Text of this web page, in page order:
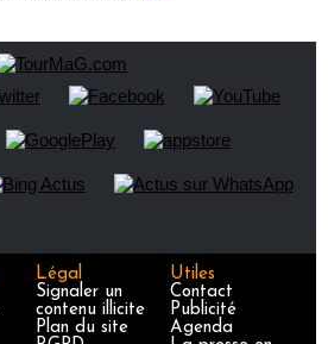
Légal
Signaler un
contenu illicite
Plan du site
Utiles
Contact
Publicité
Agenda